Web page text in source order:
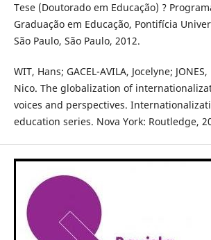
Tese (Doutorado em Educação) ?
Graduação em Educação, Pontifícia
São Paulo, São Paulo, 2012.
WIT, Hans; GACEL-AVILA, Jocelyne;
Nico. The globalization of
voices and perspectives.
education series. Nova York: Routledge,